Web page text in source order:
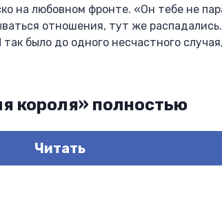
на любовном фронте. «Он тебе не
отношения, тут же
было до одного несчастного
короля» полностью
Читать